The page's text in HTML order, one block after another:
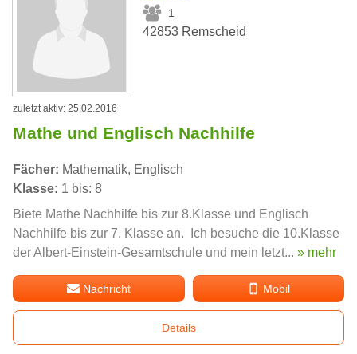
1
42853 Remscheid
zuletzt aktiv: 25.02.2016
Mathe und Englisch Nachhilfe
Fächer: Mathematik, Englisch
Klasse: 1 bis: 8
Biete Mathe Nachhilfe bis zur 8.Klasse und Englisch
Nachhilfe bis zur 7. Klasse an. Ich besuche die 10.Klasse
der Albert-Einstein-Gesamtschule und mein letzt... » mehr
Nachricht Mobil
Details